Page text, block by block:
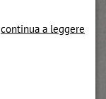
continua a leggere